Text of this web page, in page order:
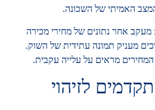
האמיתי של השכונה.
: מעקב אחר נתונים של מחירי מכירה
מעניק תמונה עתידית של השוק.
המחירים מראים על עלייה עקבית.
לזיהוי